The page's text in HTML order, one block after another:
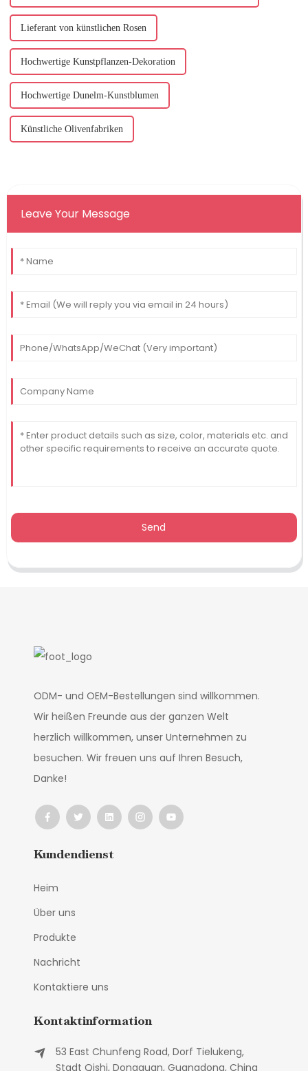
Lieferant von künstlichen Rosen
Hochwertige Kunstpflanzen-Dekoration
Hochwertige Dunelm-Kunstblumen
Künstliche Olivenfabriken
Leave Your Message
Send
ODM- und OEM-Bestellungen sind willkommen.
Wir heißen Freunde aus der ganzen Welt
herzlich willkommen, unser Unternehmen zu
besuchen. Wir freuen uns auf Ihren Besuch,
Danke!
Kundendienst
Heim
Über uns
Produkte
Nachricht
Kontaktiere uns
Kontaktinformation
53 East Chunfeng Road, Dorf Tielukeng,
Stadt Qishi, Dongguan, Guangdong, China